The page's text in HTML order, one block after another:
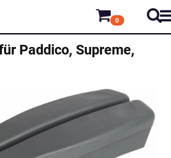
0
Paddico, Supreme,